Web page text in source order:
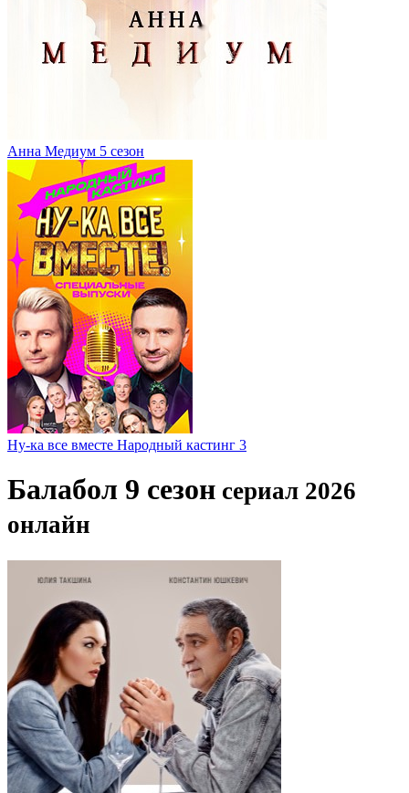
Анна Медиум 5 сезон
Ну-ка все вместе Народный кастинг 3
Балабол 9 сезон сериал 2026
онлайн